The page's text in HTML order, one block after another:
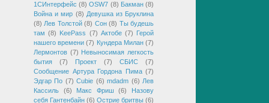
1СИнтерфейс (8) OSW7 (8) Бакман (8)
Война и мир (8) Девушка из Бруклина
(8) Лев Толстой (8) Сон (8) Ты будешь
там (8) KeePass (7) Актобе (7)
Герой
нашего времени (7) Кундера Милан (7)
Лермонтов (7) Невыносимая легкость
бытия
(7) Проект (7) СБИС
(7)
Сообщение Артура Гордона Пима (7)
Эдгар По (7) Cubie (6) mdadm (6) Лев
Кассиль
(6) Макс Фриш (6)
Назову
себя Гантенбайн (6) Острие бритвы (6)